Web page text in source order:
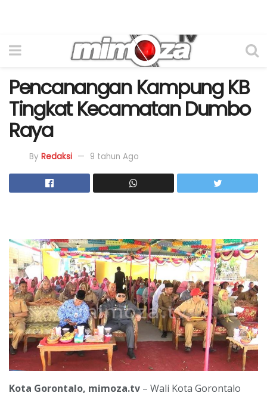
Pencanangan Kampung KB
Tingkat Kecamatan Dumbo
Raya
By Redaksi 9 tahun Ago
Kota Gorontalo, mimoza.tv – Wali Kota Gorontalo